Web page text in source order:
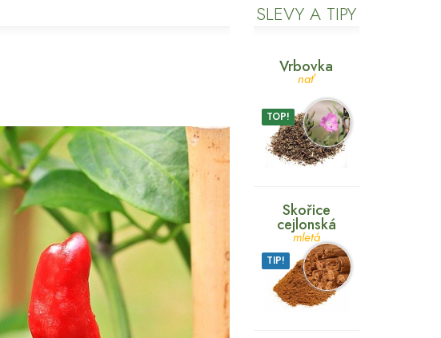
SLEVY A TIPY
Vrbovka
nať
TOP!
Skořice
cejlonská
mletá
TIP!